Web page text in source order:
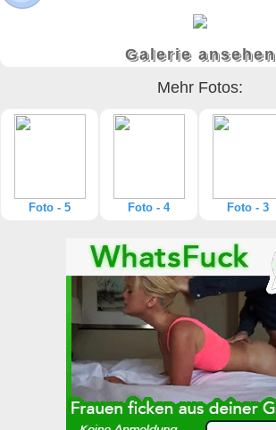
Galerie ansehen
Mehr Fotos:
Foto - 5 Foto - 4 Foto - 3